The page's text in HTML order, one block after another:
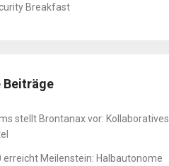
Breakfast
Beiträge
stellt Brontanax vor: Kollaboratives
erreicht Meilenstein: Halbautonome